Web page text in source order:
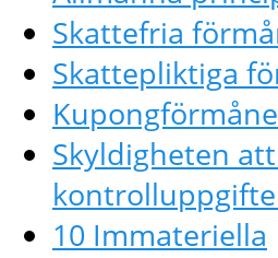
Skattefria
Skattepliktiga
Skyldigheten
10 Immateriella